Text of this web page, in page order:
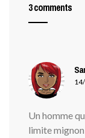
3 comments
Un homme
limite